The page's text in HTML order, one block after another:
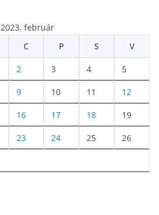
2023. február
C P S V
2 3 4 5
9 10 11 12
16 17 18 19
23 24 25 26